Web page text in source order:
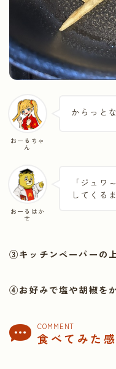
おーるちゃ
ん
からっと
おーるはか
せ
「ジュワ
してくる
③キッチンペーパーの
④お好みで塩や胡椒を
COMMENT
食べてみた